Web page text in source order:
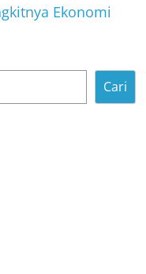
Ekonomi
Cari